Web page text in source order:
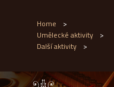
Home >
Umělecké aktivity >
Další aktivity >